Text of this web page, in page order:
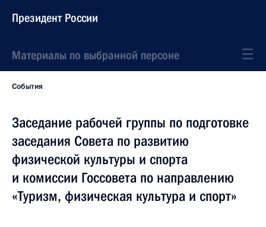
Президент России
Материалы по выбранной персоне
События
Заседание рабочей группы по подготовке
заседания Совета по развитию
физической культуры и спорта
и комиссии Госсовета по направлению
«Туризм, физическая культура и спорт»